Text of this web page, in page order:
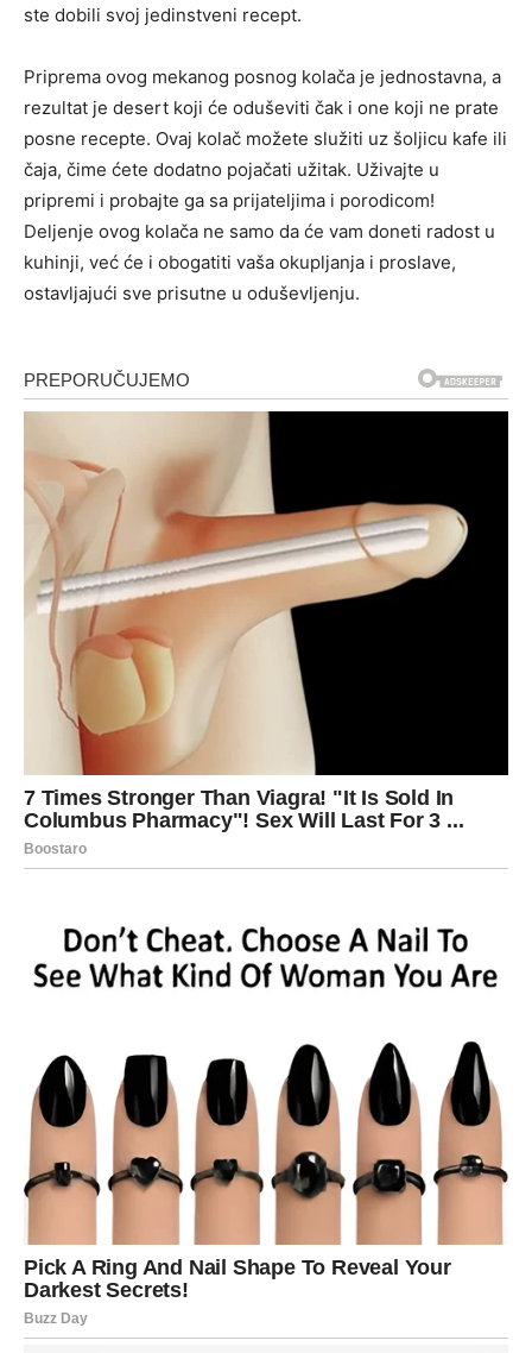
ste dobili svoj jedinstveni recept.
Priprema ovog mekanog posnog kolača je jednostavna, a
rezultat je desert koji će oduševiti čak i one koji ne prate
posne recepte. Ovaj kolač možete služiti uz šoljicu kafe ili
čaja, čime ćete dodatno pojačati užitak. Uživajte u
pripremi i probajte ga sa prijateljima i porodicom!
Deljenje ovog kolača ne samo da će vam doneti radost u
kuhinji, već će i obogatiti vaša okupljanja i proslave,
ostavljajući sve prisutne u oduševljenju.